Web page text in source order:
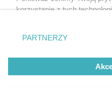
korzystanie z tych
zmienić/wycofać klikając
znajdujący się w lewym
rodzaje przetwarzania
użytkownika, ale masz
przetwarzaniu. Preferencje
PARTNERZY